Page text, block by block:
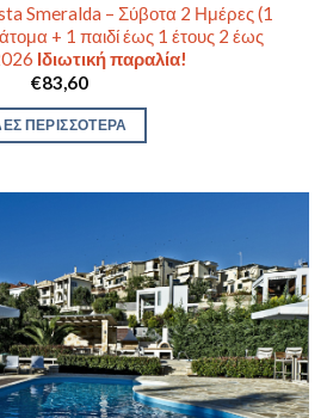
Smeralda – Σύβοτα 2 Ημέρες (1
+ 1 παιδί έως 1 έτους 2 έως
Ιδιωτική παραλία!
€83,60
ΠΕΡΙΣΣΟΤΕΡΑ